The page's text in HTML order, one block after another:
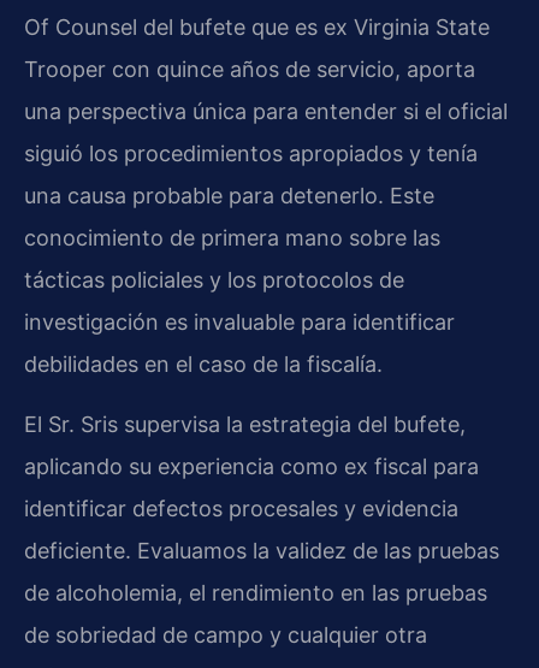
Of Counsel del bufete que es ex Virginia State
Trooper con quince años de servicio, aporta
una perspectiva única para entender si el oficial
siguió los procedimientos apropiados y tenía
una causa probable para detenerlo. Este
conocimiento de primera mano sobre las
tácticas policiales y los protocolos de
investigación es invaluable para identificar
debilidades en el caso de la fiscalía.
El Sr. Sris supervisa la estrategia del bufete,
aplicando su experiencia como ex fiscal para
identificar defectos procesales y evidencia
deficiente. Evaluamos la validez de las pruebas
de alcoholemia, el rendimiento en las pruebas
de sobriedad de campo y cualquier otra